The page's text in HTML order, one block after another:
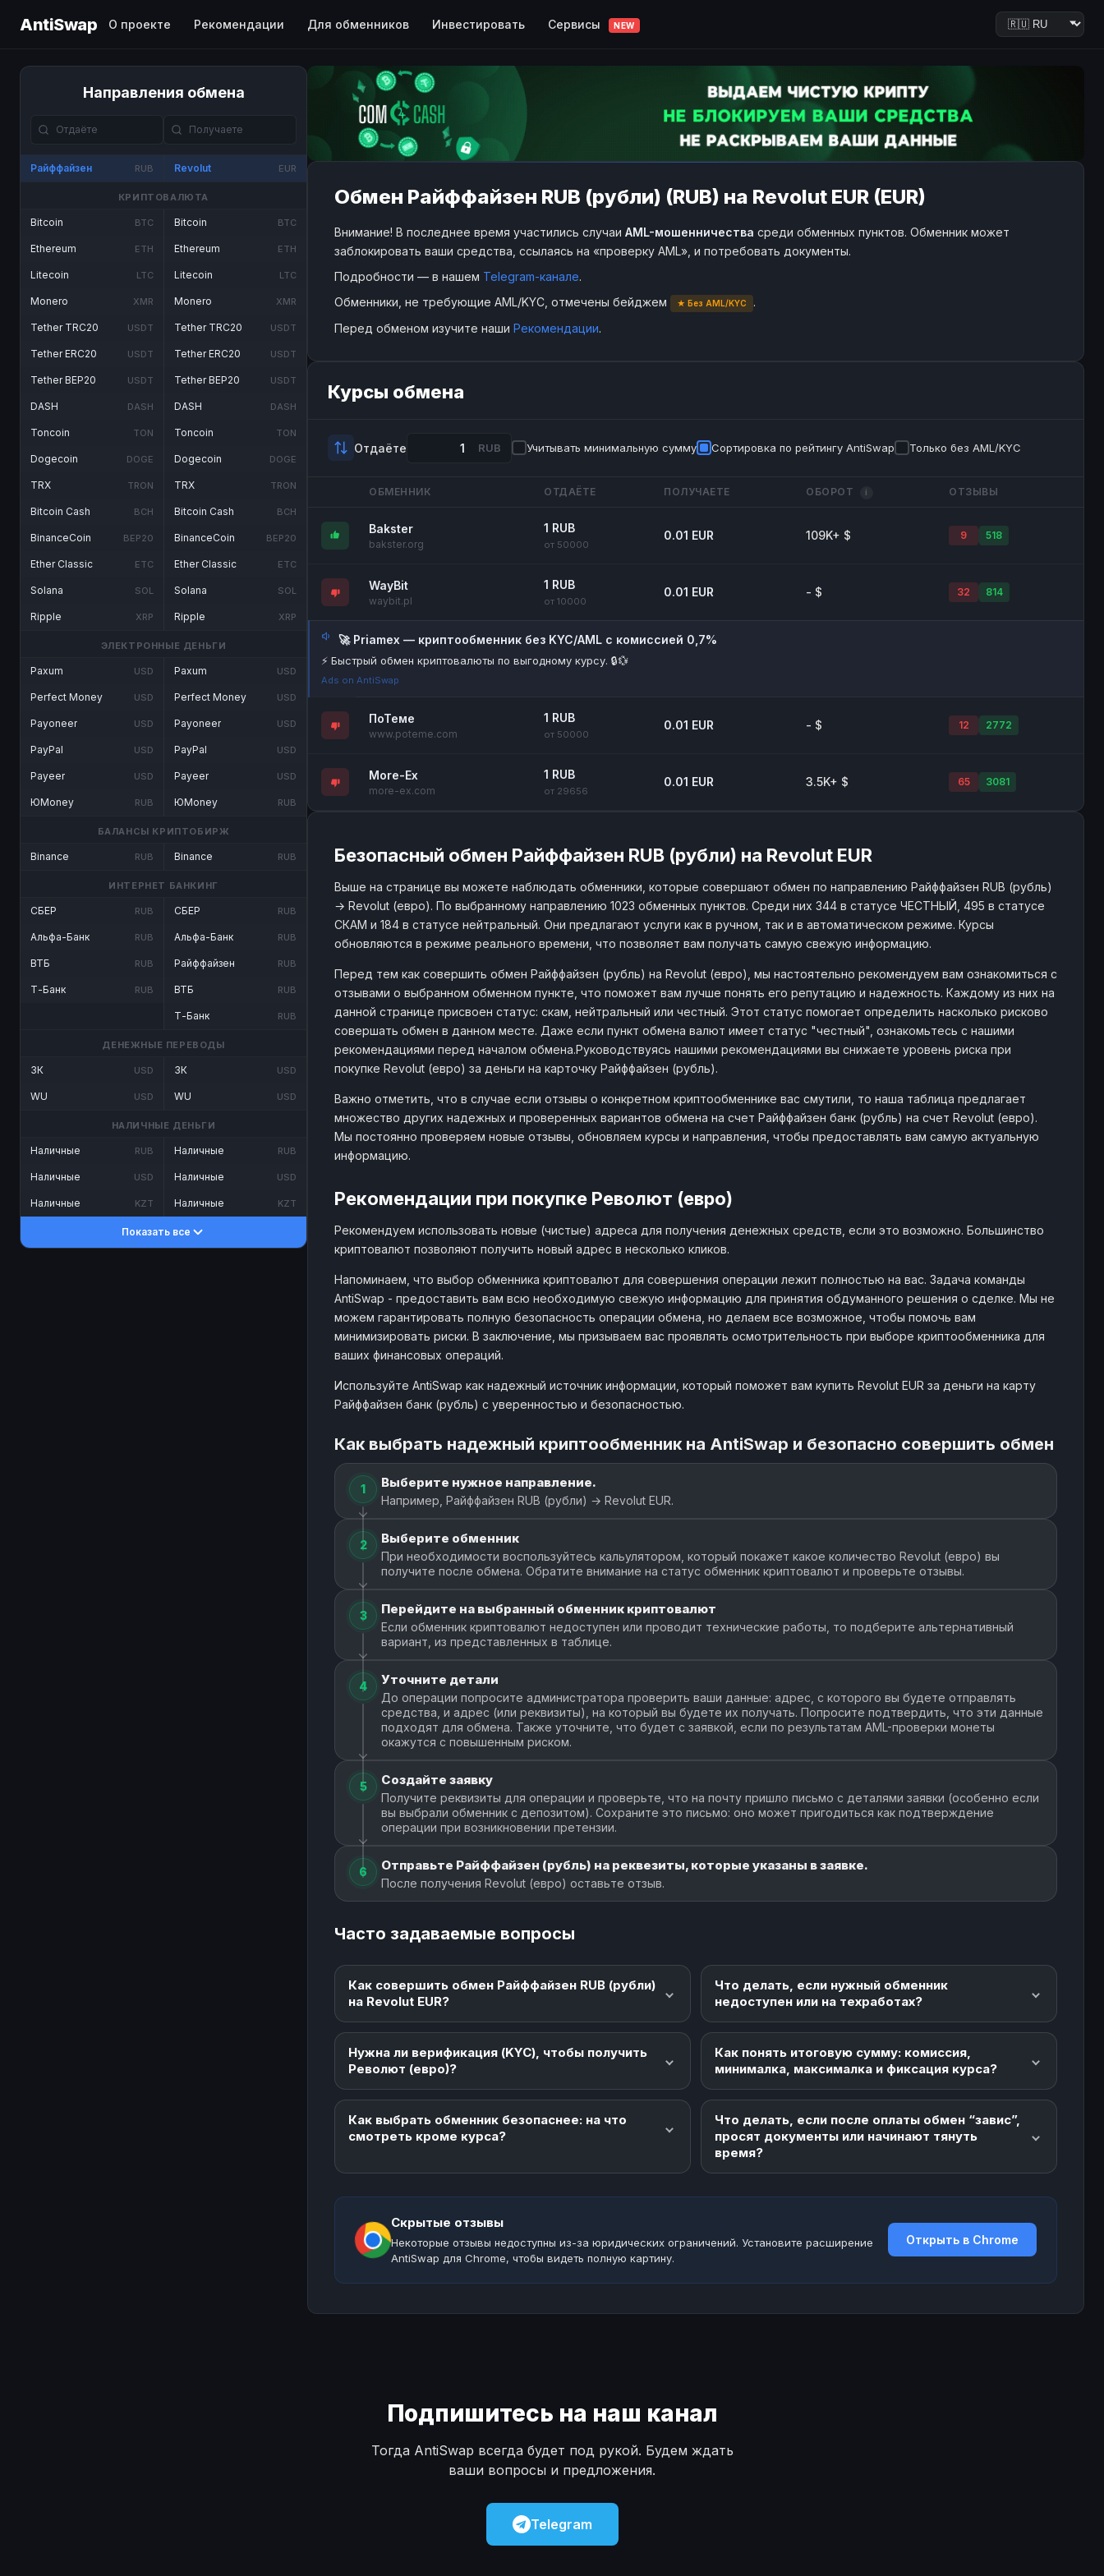
AntiSwap О проекте Рекомендации Для обменников Инвестировать Сервисы NEW
Направления обмена
Райффайзен RUB Revolut EUR
КРИПТОВАЛЮТА
Bitcoin BTC
Ethereum ETH
Litecoin LTC
Monero XMR
Tether TRC20 USDT
Tether ERC20 USDT
Tether BEP20 USDT
DASH DASH
Toncoin TON
Dogecoin DOGE
TRX TRON
Bitcoin Cash BCH
BinanceCoin BEP20
Ether Classic ETC
Solana SOL
Ripple XRP
Bitcoin BTC
Ethereum ETH
Litecoin LTC
Monero XMR
Tether TRC20 USDT
Tether ERC20 USDT
Tether BEP20 USDT
DASH DASH
Toncoin TON
Dogecoin DOGE
TRX TRON
Bitcoin Cash BCH
BinanceCoin BEP20
Ether Classic ETC
Solana SOL
Ripple XRP
ЭЛЕКТРОННЫЕ ДЕНЬГИ
Paxum USD
Perfect Money USD
Payoneer USD
PayPal USD
Payeer USD
ЮMoney RUB
Paxum USD
Perfect Money USD
Payoneer USD
PayPal USD
Payeer USD
ЮMoney RUB
БАЛАНСЫ КРИПТОБИРЖ
Binance RUB Binance RUB
ИНТЕРНЕТ БАНКИНГ
СБЕР RUB
Альфа-Банк RUB
ВТБ RUB
Т-Банк RUB
СБЕР RUB
Альфа-Банк RUB
Райффайзен RUB
ВТБ RUB
Т-Банк RUB
ДЕНЕЖНЫЕ ПЕРЕВОДЫ
ЗК USD
WU USD
ЗК USD
WU USD
НАЛИЧНЫЕ ДЕНЬГИ
Наличные RUB
Наличные USD
Наличные KZT
Наличные RUB
Наличные USD
Наличные KZT
Показать все
Обмен Райффайзен RUB (рубли) (RUB) на Revolut EUR (EUR)
Внимание! В последнее время участились случаи AML-мошенничества среди обменных пунктов. Обменник может
заблокировать ваши средства, ссылаясь на «проверку AML», и потребовать документы.
Подробности — в нашем Telegram-канале.
Обменники, не требующие AML/KYC, отмечены бейджем
★ Без AML/KYC
.
Перед обменом изучите наши Рекомендации.
Курсы обмена
Отдаёте RUB Учитывать минимальную сумму Сортировка по рейтингу AntiSwap Только без AML/KYC
ОБМЕННИК ОТДАЁТЕ ПОЛУЧАЕТЕ ОБОРОТ i ОТЗЫВЫ
Bakster
bakster.org
1 RUB
от 50000
0.01 EUR 109K+ $ 9 518
WayBit
waybit.pl
1 RUB
от 10000
0.01 EUR - $ 32 814
🚀 Priamex — криптообменник без KYC/AML с комиссией 0,7%
⚡ Быстрый обмен криптовалюты по выгодному курсу. 🔒💱
Ads on AntiSwap
ПоТеме
www.poteme.com
1 RUB
от 50000
0.01 EUR - $ 12 2772
More-Ex
more-ex.com
1 RUB
от 29656
0.01 EUR 3.5K+ $ 65 3081
Безопасный обмен Райффайзен RUB (рубли) на Revolut EUR
Выше на странице вы можете наблюдать обменники, которые совершают обмен по направлению Райффайзен RUB (рубль)
→ Revolut (евро). По выбранному направлению 1023 обменных пунктов. Среди них 344 в статусе ЧЕСТНЫЙ, 495 в статусе
СКАМ и 184 в статусе нейтральный. Они предлагают услуги как в ручном, так и в автоматическом режиме. Курсы
обновляются в режиме реального времени, что позволяет вам получать самую свежую информацию.
Перед тем как совершить обмен Райффайзен (рубль) на Revolut (евро), мы настоятельно рекомендуем вам ознакомиться с
отзывами о выбранном обменном пункте, что поможет вам лучше понять его репутацию и надежность. Каждому из них на
данной странице присвоен статус: скам, нейтральный или честный. Этот статус помогает определить насколько рисково
совершать обмен в данном месте. Даже если пункт обмена валют имеет статус "честный", ознакомьтесь с нашими
рекомендациями перед началом обмена.Руководствуясь нашими рекомендациями вы снижаете уровень риска при
покупке Revolut (евро) за деньги на карточку Райффайзен (рубль).
Важно отметить, что в случае если отзывы о конкретном криптообменнике вас смутили, то наша таблица предлагает
множество других надежных и проверенных вариантов обмена на счет Райффайзен банк (рубль) на счет Revolut (евро).
Мы постоянно проверяем новые отзывы, обновляем курсы и направления, чтобы предоставлять вам самую актуальную
информацию.
Рекомендации при покупке Револют (евро)
Рекомендуем использовать новые (чистые) адреса для получения денежных средств, если это возможно. Большинство
криптовалют позволяют получить новый адрес в несколько кликов.
Напоминаем, что выбор обменника криптовалют для совершения операции лежит полностью на вас. Задача команды
AntiSwap - предоставить вам всю необходимую свежую информацию для принятия обдуманного решения о сделке. Мы не
можем гарантировать полную безопасность операции обмена, но делаем все возможное, чтобы помочь вам
минимизировать риски. В заключение, мы призываем вас проявлять осмотрительность при выборе криптообменника для
ваших финансовых операций.
Используйте AntiSwap как надежный источник информации, который поможет вам купить Revolut EUR за деньги на карту
Райффайзен банк (рубль) с уверенностью и безопасностью.
Как выбрать надежный криптообменник на AntiSwap и безопасно совершить обмен
1 Выберите нужное направление.
Например, Райффайзен RUB (рубли) → Revolut EUR.
2 Выберите обменник
При необходимости воспользуйтесь кальулятором, который покажет какое количество Revolut (евро) вы
получите после обмена. Обратите внимание на статус обменник криптовалют и проверьте отзывы.
3 Перейдите на выбранный обменник криптовалют
Если обменник криптовалют недоступен или проводит технические работы, то подберите альтернативный
вариант, из представленных в таблице.
4 Уточните детали
До операции попросите администратора проверить ваши данные: адрес, с которого вы будете отправлять
средства, и адрес (или реквизиты), на который вы будете их получать. Попросите подтвердить, что эти данные
подходят для обмена. Также уточните, что будет с заявкой, если по результатам AML-проверки монеты
окажутся с повышенным риском.
5 Создайте заявку
Получите реквизиты для операции и проверьте, что на почту пришло письмо с деталями заявки (особенно если
вы выбрали обменник с депозитом). Сохраните это письмо: оно может пригодиться как подтверждение
операции при возникновении претензии.
6 Отправьте Райффайзен (рубль) на реквезиты, которые указаны в заявке.
После получения Revolut (евро) оставьте отзыв.
Часто задаваемые вопросы
Как совершить обмен Райффайзен RUB (рубли)
на Revolut EUR?
Что делать, если нужный обменник
недоступен или на техработах?
Нужна ли верификация (KYC), чтобы получить
Револют (евро)?
Как понять итоговую сумму: комиссия,
минималка, максималка и фиксация курса?
Как выбрать обменник безопаснее: на что
смотреть кроме курса?
Что делать, если после оплаты обмен “завис”,
просят документы или начинают тянуть
время?
Скрытые отзывы
Некоторые отзывы недоступны из-за юридических ограничений. Установите расширение
AntiSwap для Chrome, чтобы видеть полную картину.
Открыть в Chrome
Подпишитесь на наш канал
Тогда AntiSwap всегда будет под рукой. Будем ждать
ваши вопросы и предложения.
Telegram